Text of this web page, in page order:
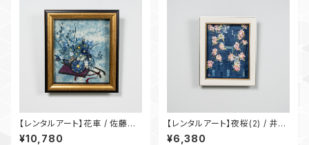
【レンタルアート】花車 / 佐藤淑
子
¥10,780
【レンタルアート】夜桜(2) / 井上
律子
¥6,380